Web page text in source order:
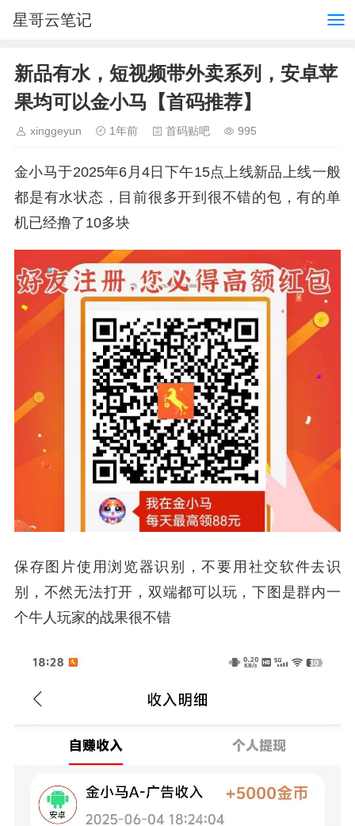
星哥云笔记
新品有水，短视频带外卖系列，安卓苹
果均可以金小马【首码推荐】
xinggeyun 1年前 首码贴吧 995
金小马于2025年6月4日下午15点上线新品上线一般
都是有水状态，目前很多开到很不错的包，有的单
机已经撸了10多块
保存图片使用浏览器识别，不要用社交软件去识
别，不然无法打开，双端都可以玩，下图是群内一
个牛人玩家的战果很不错